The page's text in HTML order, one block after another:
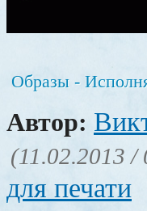
Образы -
Автор:
(11.02.2013 /
для печати